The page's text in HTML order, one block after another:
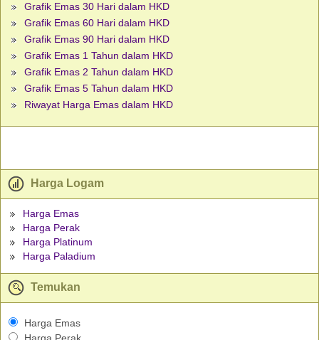
Grafik Emas 30 Hari dalam HKD
Grafik Emas 60 Hari dalam HKD
Grafik Emas 90 Hari dalam HKD
Grafik Emas 1 Tahun dalam HKD
Grafik Emas 2 Tahun dalam HKD
Grafik Emas 5 Tahun dalam HKD
Riwayat Harga Emas dalam HKD
Harga Logam
Harga Emas
Harga Perak
Harga Platinum
Harga Paladium
Temukan
Harga Emas